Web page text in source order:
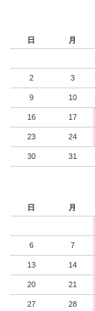
日 月
2 3
9 10
16 17
23 24
30 31
日 月
6 7
13 14
20 21
27 28